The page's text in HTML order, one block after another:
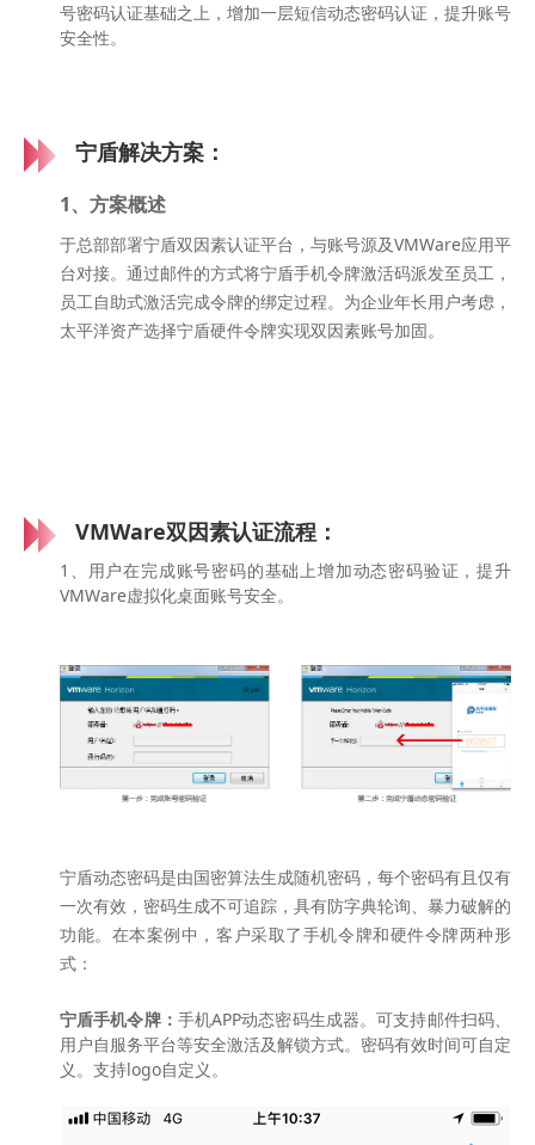
号密码认证基础之上，增加一层短信动态密码认证，提升账号
安全性。
宁盾解决方案：
1、方案概述
于总部部署宁盾双因素认证平台，与账号源及VMWare应用平
台对接。通过邮件的方式将宁盾手机令牌激活码派发至员工，
员工自助式激活完成令牌的绑定过程。为企业年长用户考虑，
太平洋资产选择宁盾硬件令牌实现双因素账号加固。
VMWare双因素认证流程：
1、用户在完成账号密码的基础上增加动态密码验证，提升
VMWare虚拟化桌面账号安全。
宁盾动态密码是由国密算法生成随机密码，每个密码有且仅有
一次有效，密码生成不可追踪，具有防字典轮询、暴力破解的
功能。在本案例中，客户采取了手机令牌和硬件令牌两种形
式：
宁盾手机令牌： 手机APP动态密码生成器。可支持邮件扫码、
用户自服务平台等安全激活及解锁方式。密码有效时间可自定
义。支持logo自定义。